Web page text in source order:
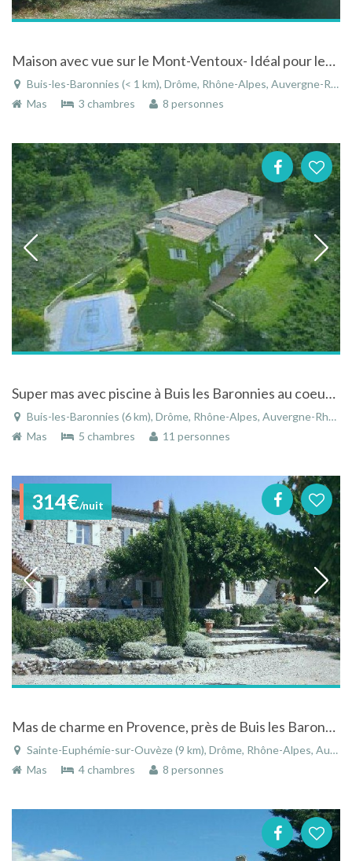
Maison avec vue sur le Mont-Ventoux- Idéal pour les amoureux de la nature!
Buis-les-Baronnies (< 1 km), Drôme, Rhône-Alpes, Auvergne-Rhône-Alpes, France
Mas
3 chambres 8 personnes
Super mas avec piscine à Buis les Baronnies au coeur de la Drôme Provençale
Buis-les-Baronnies (6 km), Drôme, Rhône-Alpes, Auvergne-Rhône-Alpes, France
Mas
5 chambres 11 personnes
314€/nuit
Mas de charme en Provence, près de Buis les Baronnies, avec piscine et vue panoramique
Sainte-Euphémie-sur-Ouvèze (9 km), Drôme, Rhône-Alpes, Auvergne-Rhône-Alpes, France
Mas
4 chambres 8 personnes